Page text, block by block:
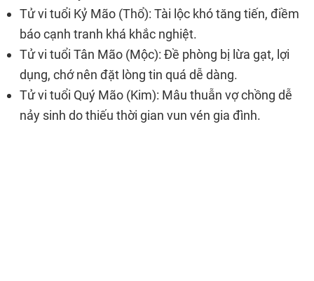
Tử vi tuổi Kỷ Mão (Thổ): Tài lộc khó tăng tiến, điềm
báo cạnh tranh khá khắc nghiệt.
Tử vi tuổi Tân Mão (Mộc): Đề phòng bị lừa gạt, lợi
dụng, chớ nên đặt lòng tin quá dễ dàng.
Tử vi tuổi Quý Mão (Kim): Mâu thuẫn vợ chồng dễ
nảy sinh do thiếu thời gian vun vén gia đình.